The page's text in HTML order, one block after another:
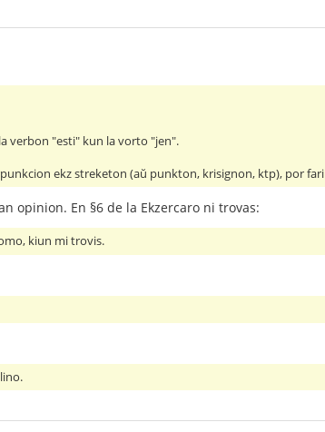
verbon "esti" kun la vorto "jen".
ekz streketon (aŭ punkton, krisignon, ktp), por fari
opinion. En §6 de la Ekzercaro ni trovas:
kiun mi trovis.